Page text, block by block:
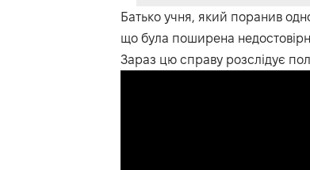
Батько учня, який поранив
що була поширена
Зараз цю справу розслідує